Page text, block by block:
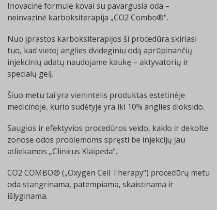
Inovacinė formulė kovai su pavargusia oda –
neinvazinė karboksiterapija „CO2 Combo®“.
Nuo įprastos karboksiterapijos ši procedūra skiriasi
tuo, kad vietoj anglies dvideginiu odą aprūpinančių
injekcinių adatų naudojame kaukę – aktyvatorių ir
specialų gelį.
Šiuo metu tai yra vienintelis produktas estetinėje
medicinoje, kurio sudėtyje yra iki 10% anglies dioksido.
Saugios ir efektyvios procedūros veido, kaklo ir dekoltė
zonose odos problemoms spręsti be injekcijų jau
atliekamos „Clinicus Klaipėda“.
CO2 COMBO® („Oxygen Cell Therapy“) procedūrų metu
oda stangrinama, patempiama, skaistinama ir
išlyginama.